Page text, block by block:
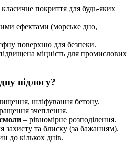
класичне покриття для будь-яких
ефектами (морське дно,
поверхню для безпеки.
міцність для промислових
підлогу?
шліфування бетону.
зчеплення.
– рівномірне розподілення.
захисту та блиску (за бажанням).
до кількох днів.